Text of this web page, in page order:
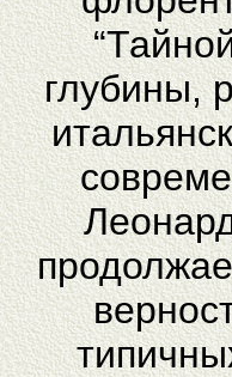
глубины,